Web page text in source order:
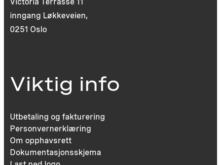
Victoria Terrasse 11
inngang Løkkeveien,
0251 Oslo
Viktig info
Utbetaling og fakturering
Personvernerklæring
Om opphavsrett
Dokumentasjonsskjema